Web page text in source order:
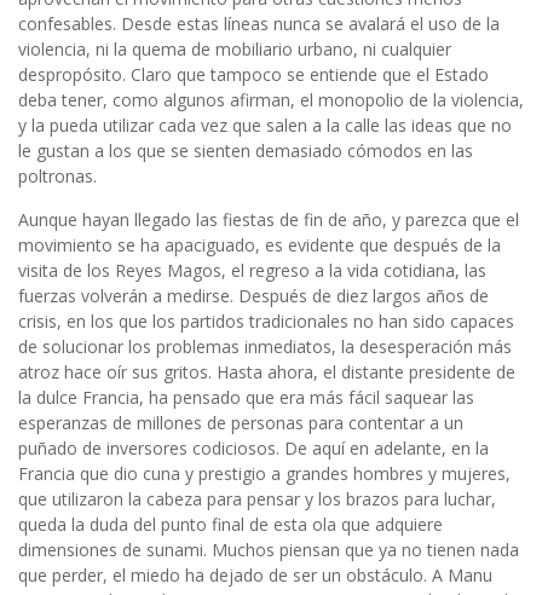
confesables. Desde estas líneas nunca se avalará el uso de la
violencia, ni la quema de mobiliario urbano, ni cualquier
despropósito. Claro que tampoco se entiende que el Estado
deba tener, como algunos afirman, el monopolio de la violencia,
y la pueda utilizar cada vez que salen a la calle las ideas que no
le gustan a los que se sienten demasiado cómodos en las
poltronas.
Aunque hayan llegado las fiestas de fin de año, y parezca que el
movimiento se ha apaciguado, es evidente que después de la
visita de los Reyes Magos, el regreso a la vida cotidiana, las
fuerzas volverán a medirse. Después de diez largos años de
crisis, en los que los partidos tradicionales no han sido capaces
de solucionar los problemas inmediatos, la desesperación más
atroz hace oír sus gritos. Hasta ahora, el distante presidente de
la dulce Francia, ha pensado que era más fácil saquear las
esperanzas de millones de personas para contentar a un
puñado de inversores codiciosos. De aquí en adelante, en la
Francia que dio cuna y prestigio a grandes hombres y mujeres,
que utilizaron la cabeza para pensar y los brazos para luchar,
queda la duda del punto final de esta ola que adquiere
dimensiones de sunami. Muchos piensan que ya no tienen nada
que perder, el miedo ha dejado de ser un obstáculo. A Manu